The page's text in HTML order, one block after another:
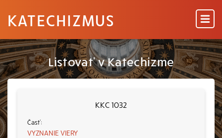
KATECHIZMUS
Listovať v Katechizme
KKC 1032
VYZNANIE VIERY